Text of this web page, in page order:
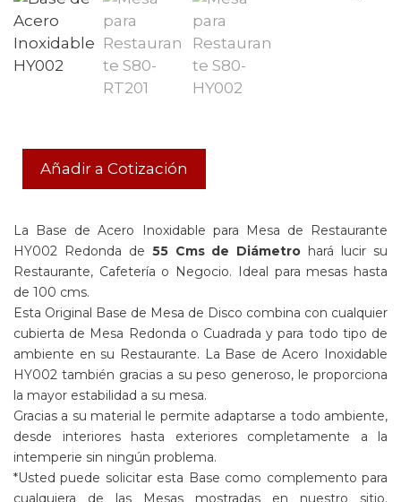
Añadir a Cotización
La Base de Acero Inoxidable para Mesa de Restaurante
HY002 Redonda de 55 Cms de Diámetro hará lucir su
Restaurante, Cafetería o Negocio. Ideal para mesas hasta
de 100 cms.
Esta Original Base de Mesa de Disco combina con cualquier
cubierta de Mesa Redonda o Cuadrada y para todo tipo de
ambiente en su Restaurante. La Base de Acero Inoxidable
HY002 también gracias a su peso generoso, le proporciona
la mayor estabilidad a su mesa.
Gracias a su material le permite adaptarse a todo ambiente,
desde interiores hasta exteriores completamente a la
intemperie sin ningún problema.
*Usted puede solicitar esta Base como complemento para
cualquiera de las Mesas mostradas en nuestro sitio.